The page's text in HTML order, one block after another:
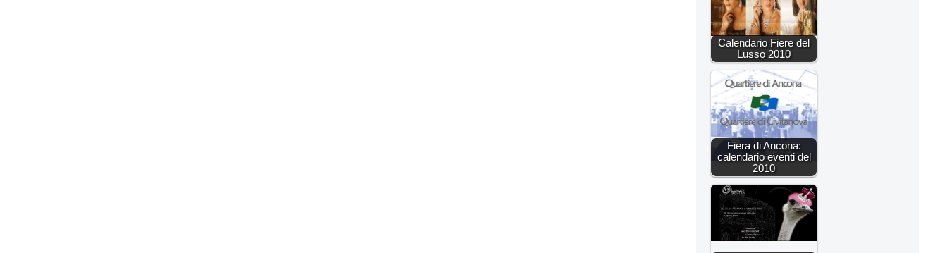
Calendario Fiere del
Lusso 2010
Fiera di Ancona:
calendario eventi del
2010